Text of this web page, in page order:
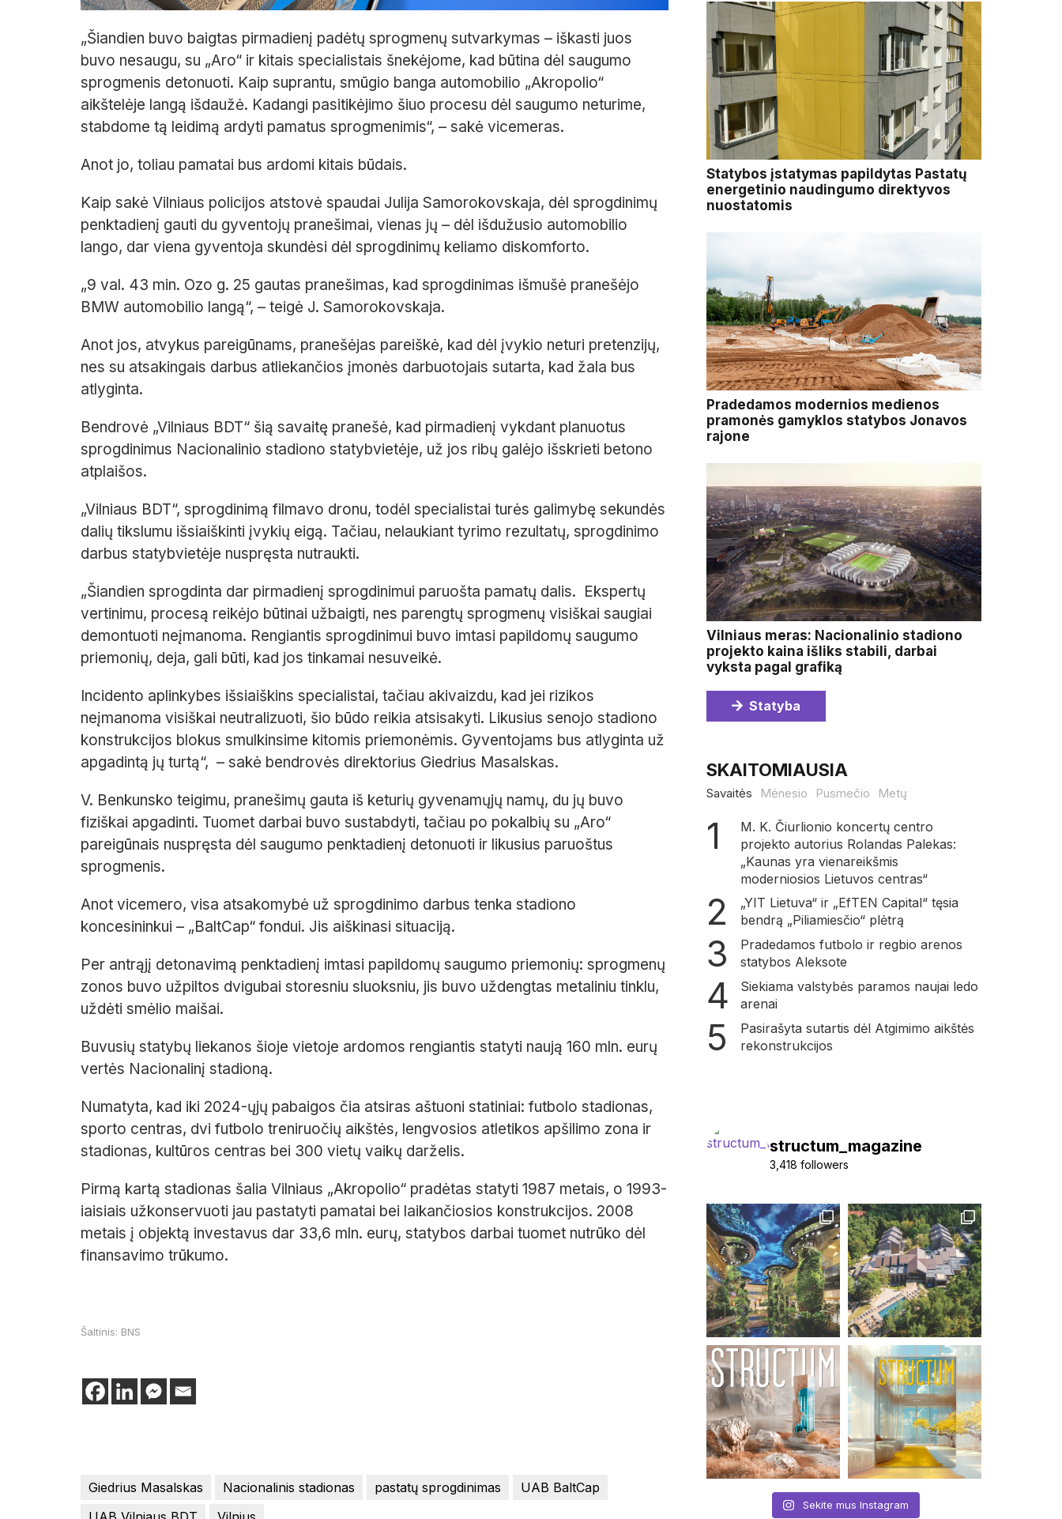
„Šiandien buvo baigtas pirmadienį padėtų sprogmenų sutvarkymas – iškasti juos
buvo nesaugu, su „Aro“ ir kitais specialistais šnekėjome, kad būtina dėl saugumo
sprogmenis detonuoti. Kaip suprantu, smūgio banga automobilio „Akropolio“
aikštelėje langą išdaužė. Kadangi pasitikėjimo šiuo procesu dėl saugumo neturime,
stabdome tą leidimą ardyti pamatus sprogmenimis“, – sakė vicemeras.
Anot jo, toliau pamatai bus ardomi kitais būdais.
Kaip sakė Vilniaus policijos atstovė spaudai Julija Samorokovskaja, dėl sprogdinimų
penktadienį gauti du gyventojų pranešimai, vienas jų – dėl išdužusio automobilio
lango, dar viena gyventoja skundėsi dėl sprogdinimų keliamo diskomforto.
„9 val. 43 min. Ozo g. 25 gautas pranešimas, kad sprogdinimas išmušė pranešėjo
BMW automobilio langą“, – teigė J. Samorokovskaja.
Anot jos, atvykus pareigūnams, pranešėjas pareiškė, kad dėl įvykio neturi pretenzijų,
nes su atsakingais darbus atliekančios įmonės darbuotojais sutarta, kad žala bus
atlyginta.
Bendrovė „Vilniaus BDT“ šią savaitę pranešė, kad pirmadienį vykdant planuotus
sprogdinimus Nacionalinio stadiono statybvietėje, už jos ribų galėjo išskrieti betono
atplaišos.
„Vilniaus BDT“, sprogdinimą filmavo dronu, todėl specialistai turės galimybę sekundės
dalių tikslumu išsiaiškinti įvykių eigą. Tačiau, nelaukiant tyrimo rezultatų, sprogdinimo
darbus statybvietėje nuspręsta nutraukti.
„Šiandien sprogdinta dar pirmadienį sprogdinimui paruošta pamatų dalis. Ekspertų
vertinimu, procesą reikėjo būtinai užbaigti, nes parengtų sprogmenų visiškai saugiai
demontuoti neįmanoma. Rengiantis sprogdinimui buvo imtasi papildomų saugumo
priemonių, deja, gali būti, kad jos tinkamai nesuveikė.
Incidento aplinkybes išsiaiškins specialistai, tačiau akivaizdu, kad jei rizikos
neįmanoma visiškai neutralizuoti, šio būdo reikia atsisakyti. Likusius senojo stadiono
konstrukcijos blokus smulkinsime kitomis priemonėmis. Gyventojams bus atlyginta už
apgadintą jų turtą“, – sakė bendrovės direktorius Giedrius Masalskas.
V. Benkunsko teigimu, pranešimų gauta iš keturių gyvenamųjų namų, du jų buvo
fiziškai apgadinti. Tuomet darbai buvo sustabdyti, tačiau po pokalbių su „Aro“
pareigūnais nuspręsta dėl saugumo penktadienį detonuoti ir likusius paruoštus
sprogmenis.
Anot vicemero, visa atsakomybė už sprogdinimo darbus tenka stadiono
koncesininkui – „BaltCap“ fondui. Jis aiškinasi situaciją.
Per antrąjį detonavimą penktadienį imtasi papildomų saugumo priemonių: sprogmenų
zonos buvo užpiltos dvigubai storesniu sluoksniu, jis buvo uždengtas metaliniu tinklu,
uždėti smėlio maišai.
Buvusių statybų liekanos šioje vietoje ardomos rengiantis statyti naują 160 mln. eurų
vertės Nacionalinį stadioną.
Numatyta, kad iki 2024-ųjų pabaigos čia atsiras aštuoni statiniai: futbolo stadionas,
sporto centras, dvi futbolo treniruočių aikštės, lengvosios atletikos apšilimo zona ir
stadionas, kultūros centras bei 300 vietų vaikų darželis.
Pirmą kartą stadionas šalia Vilniaus „Akropolio“ pradėtas statyti 1987 metais, o 1993-
iaisiais užkonservuoti jau pastatyti pamatai bei laikančiosios konstrukcijos. 2008
metais į objektą investavus dar 33,6 mln. eurų, statybos darbai tuomet nutrūko dėl
finansavimo trūkumo.
Šaltinis: BNS
Giedrius Masalskas Nacionalinis stadionas pastatų sprogdinimas
UAB BaltCap
Statybos įstatymas papildytas Pastatų
energetinio naudingumo direktyvos
nuostatomis
Pradedamos modernios medienos
pramonės gamyklos statybos Jonavos
rajone
Vilniaus meras: Nacionalinio stadiono
projekto kaina išliks stabili, darbai
vyksta pagal grafiką
Statyba
SKAITOMIAUSIA
Savaitės Mėnesio Pusmečio Metų
M. K. Čiurlionio koncertų centro
projekto autorius Rolandas Palekas:
„Kaunas yra vienareikšmis
moderniosios Lietuvos centras“
„YIT Lietuva“ ir „EfTEN Capital“ tęsia
bendrą „Piliamiesčio“ plėtrą
Pradedamos futbolo ir regbio arenos
statybos Aleksote
Siekiama valstybės paramos naujai ledo
arenai
Pasirašyta sutartis dėl Atgimimo aikštės
rekonstrukcijos
structum_magazine
3,418 followers
Sekite mus Instagram